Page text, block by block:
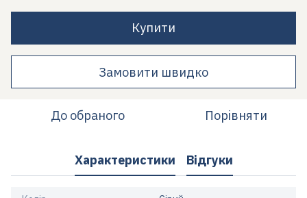
Купити
Замовити швидко
До обраного Порівняти
Характеристики Відгуки